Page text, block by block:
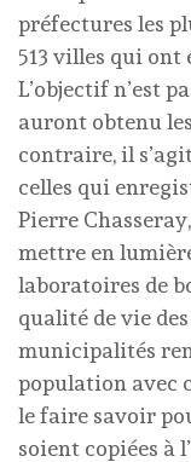
préfectures les
513 villes qui ont
L’objectif n’est
auront obtenu
contraire, il
celles qui
Pierre
mettre en
laboratoires de
qualité de vie
municipalités
population avec
le faire savoir
soient copiées à